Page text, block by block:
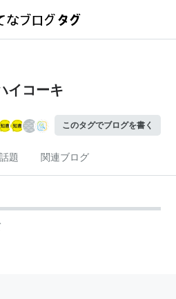
イコーキ
このタグでブログを書く
題 関連ブログ